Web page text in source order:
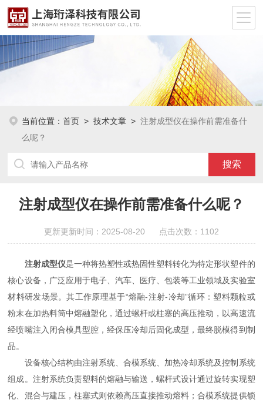
当前位置：首页 >技术文章 >注射成型仪在操作前需准备什
么呢？
注射成型仪在操作前需准备什么呢？
更新更新时间：2025-08-20 点击次数：1102
注射成型仪是一种将热塑性或热固性塑料转化为特定形状塑件的
核心设备，广泛应用于电子、汽车、医疗、包装等工业领域及实验室
材料研发场景。其工作原理基于“熔融-注射-冷却”循环：塑料颗粒或
粉末在加热料筒中熔融塑化，通过螺杆或柱塞的高压推动，以高速流
经喷嘴注入闭合模具型腔，经保压冷却后固化成型，最终脱模得到制
品。
设备核心结构由注射系统、合模系统、加热冷却系统及控制系统
组成。注射系统负责塑料的熔融与输送，螺杆式设计通过旋转实现塑
化、混合与建压，柱塞式则依赖高压直接推动熔料；合模系统提供锁